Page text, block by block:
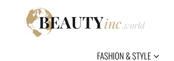
FASHION & STYLE